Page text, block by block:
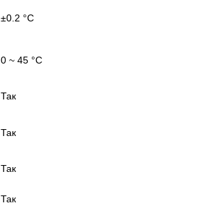
±0.2 °C
0 ~ 45 °C
Так
Так
Так
Так